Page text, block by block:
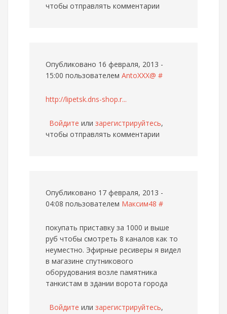
чтобы отправлять комментарии
Опубликовано 16 февраля, 2013 -
15:00 пользователем AntoXXX@ #
http://lipetsk.dns-shop.r...
Войдите или зарегистрируйтесь,
чтобы отправлять комментарии
Опубликовано 17 февраля, 2013 -
04:08 пользователем Максим48 #
покупать приставку за 1000 и выше
руб чтобы смотреть 8 каналов как то
неуместно. Эфирные ресиверы я видел
в магазине спутникового
оборудования возле памятника
танкистам в здании ворота города
Войдите или зарегистрируйтесь,